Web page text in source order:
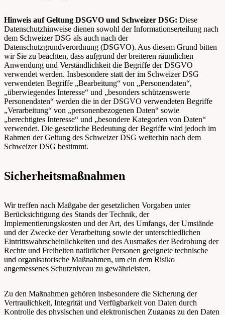
Hinweis auf Geltung DSGVO und Schweizer DSG: Diese
Datenschutzhinweise dienen sowohl der Informationserteilung nach
dem Schweizer DSG als auch nach der
Datenschutzgrundverordnung (DSGVO). Aus diesem Grund bitten
wir Sie zu beachten, dass aufgrund der breiteren räumlichen
Anwendung und Verständlichkeit die Begriffe der DSGVO
verwendet werden. Insbesondere statt der im Schweizer DSG
verwendeten Begriffe „Bearbeitung“ von „Personendaten“,
„überwiegendes Interesse“ und „besonders schützenswerte
Personendaten“ werden die in der DSGVO verwendeten Begriffe
„Verarbeitung“ von „personenbezogenen Daten“ sowie
„berechtigtes Interesse“ und „besondere Kategorien von Daten“
verwendet. Die gesetzliche Bedeutung der Begriffe wird jedoch im
Rahmen der Geltung des Schweizer DSG weiterhin nach dem
Schweizer DSG bestimmt.
Sicherheitsmaßnahmen
Wir treffen nach Maßgabe der gesetzlichen Vorgaben unter
Berücksichtigung des Stands der Technik, der
Implementierungskosten und der Art, des Umfangs, der Umstände
und der Zwecke der Verarbeitung sowie der unterschiedlichen
Eintrittswahrscheinlichkeiten und des Ausmaßes der Bedrohung der
Rechte und Freiheiten natürlicher Personen geeignete technische
und organisatorische Maßnahmen, um ein dem Risiko
angemessenes Schutzniveau zu gewährleisten.
Zu den Maßnahmen gehören insbesondere die Sicherung der
Vertraulichkeit, Integrität und Verfügbarkeit von Daten durch
Kontrolle des physischen und elektronischen Zugangs zu den Daten